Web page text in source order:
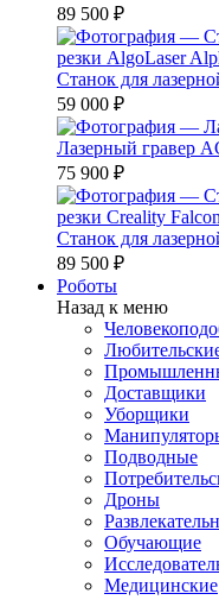
89 500 ₽
Станок для
59 000 ₽
Лазерный гравер
75 900 ₽
Станок для
89 500 ₽
Роботы
Назад к меню
Доставщики
Уборщики
Подводные
Дроны
Обучающие
Медицинские